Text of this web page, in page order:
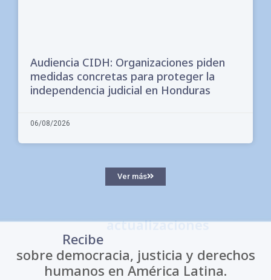
Audiencia CIDH: Organizaciones piden
medidas concretas para proteger la
independencia judicial en Honduras
06/08/2026
Ver más
Recibe
sobre democracia, justicia y derechos
humanos en América Latina.